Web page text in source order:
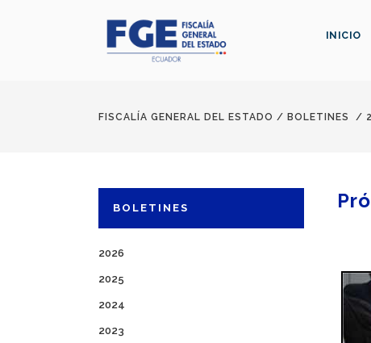
INICIO
FISCALÍA GENERAL DEL ESTADO / BOLETINES /
BOLETINES
2026
2025
2024
2023